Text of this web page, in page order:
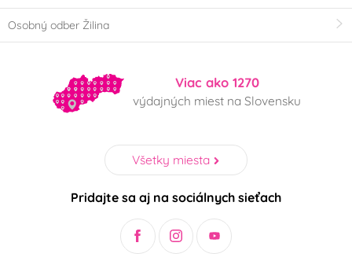
Osobný odber Žilina
Viac ako 1270
výdajných miest na Slovensku
Všetky miesta
Pridajte sa aj na sociálnych sieťach